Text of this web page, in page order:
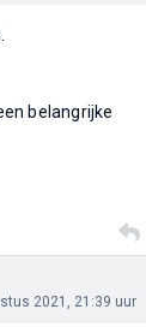
belangrijke
2021, 21:39 uur